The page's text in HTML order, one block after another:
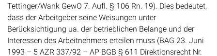
Tettinger/Wank GewO 7. Aufl. § 106 Rn. 19). Dies bedeutet,
dass der Arbeitgeber seine Weisungen unter
Berücksichtigung ua. der betrieblichen Belange und der
Interessen des Arbeitnehmers erteilen muss (BAG 23. Juni
1993 – 5 AZR 337/92 – AP BGB § 611 Direktionsrecht Nr.